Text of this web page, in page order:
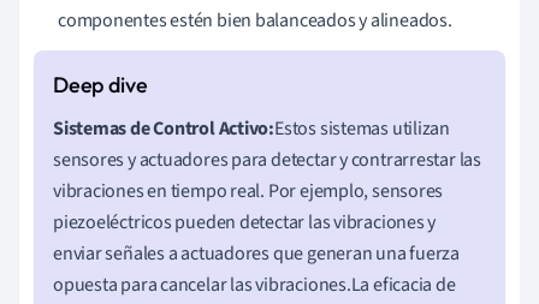
componentes estén bien balanceados y alineados.
Sistemas de Control Activo:Estos sistemas utilizan
sensores y actuadores para detectar y contrarrestar las
vibraciones en tiempo real. Por ejemplo, sensores
piezoeléctricos pueden detectar las vibraciones y
enviar señales a actuadores que generan una fuerza
opuesta para cancelar las vibraciones.La eficacia de